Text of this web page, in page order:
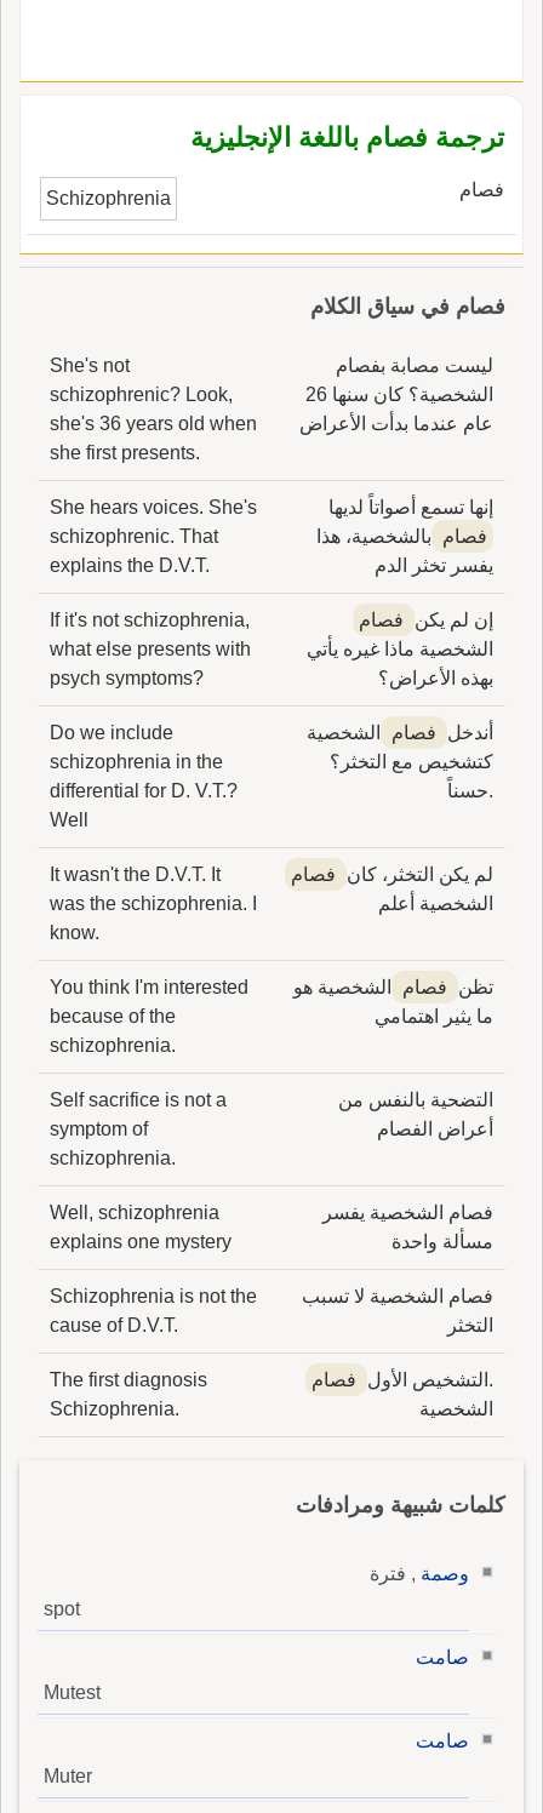
ترجمة فصام باللغة الإنجليزية
فصام Schizophrenia
فصام في سياق الكلام
ليست مصابة بفصام
الشخصية؟ كان سنها 26
عام عندما بدأت الأعراض
She's not
schizophrenic? Look,
she's 36 years old when
she first presents.
إنها تسمع أصواتاً لديها
فصام
بالشخصية، هذا
يفسر تخثر الدم
She hears voices. She's
schizophrenic. That
explains the D.V.T.
إن لم يكن
فصام
الشخصية ماذا غيره يأتي
بهذه الأعراض؟
If it's not schizophrenia,
what else presents with
psych symptoms?
أندخل فصام
الشخصية
كتشخيص مع التخثر؟
.حسناً
Do we include
schizophrenia in the
differential for D. V.T.?
Well
لم يكن التخثر، كان
فصام
الشخصية أعلم
It wasn't the D.V.T. It
was the schizophrenia. I
know.
تظن فصام
الشخصية هو
ما يثير اهتمامي
You think I'm interested
because of the
schizophrenia.
التضحية بالنفس من
أعراض الفصام
Self sacrifice is not a
symptom of
schizophrenia.
فصام الشخصية يفسر
مسألة واحدة
Well, schizophrenia
explains one mystery
فصام الشخصية لا تسبب
التخثر
Schizophrenia is not the
cause of D.V.T.
.التشخيص الأول
فصام
الشخصية
The first diagnosis
Schizophrenia.
كلمات شبيهة ومرادفات
وصمة , فترة
spot
صامت
Mutest
صامت
Muter